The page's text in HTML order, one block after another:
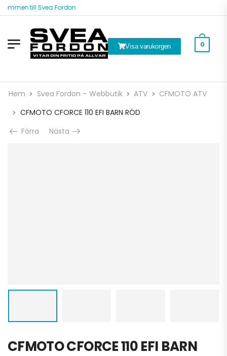
till Svea Fordon
Visa varukorgen 0
Hem Svea Fordon – Webbutik ATV
CFMOTO ATV
CFMOTO CFORCE 110 EFI BARN RÖD
Förra
Nästa
CFMOTO CFORCE 110 EFI BARN